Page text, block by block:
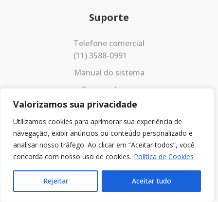
Valorizamos sua privacidade
Utilizamos cookies para aprimorar sua experiência de
navegação, exibir anúncios ou conteúdo personalizado e
analisar nosso tráfego. Ao clicar em “Aceitar todos”, você
concorda com nosso uso de cookies. Política de Cookies
Rejeitar Aceitar tudo
Suporte
Telefone comercial
(11) 3588-0991
Manual do sistema
Termos de uso
Política de privacidade
© 2023 Todos os direitos reservados.